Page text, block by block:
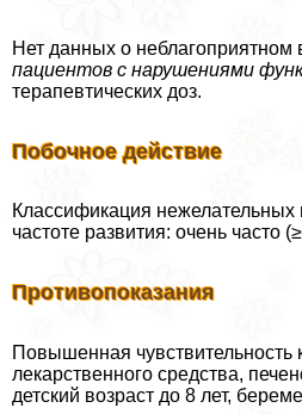
Нет данных о нeблагоприятном
пациентов с нарушениями
терапевтических доз.
Побочное действие
Классификация
частоте развития: очень часто
Противопоказания
Повышенная чувствительность
лекарственного средства,
детский возраст до 8 лет,